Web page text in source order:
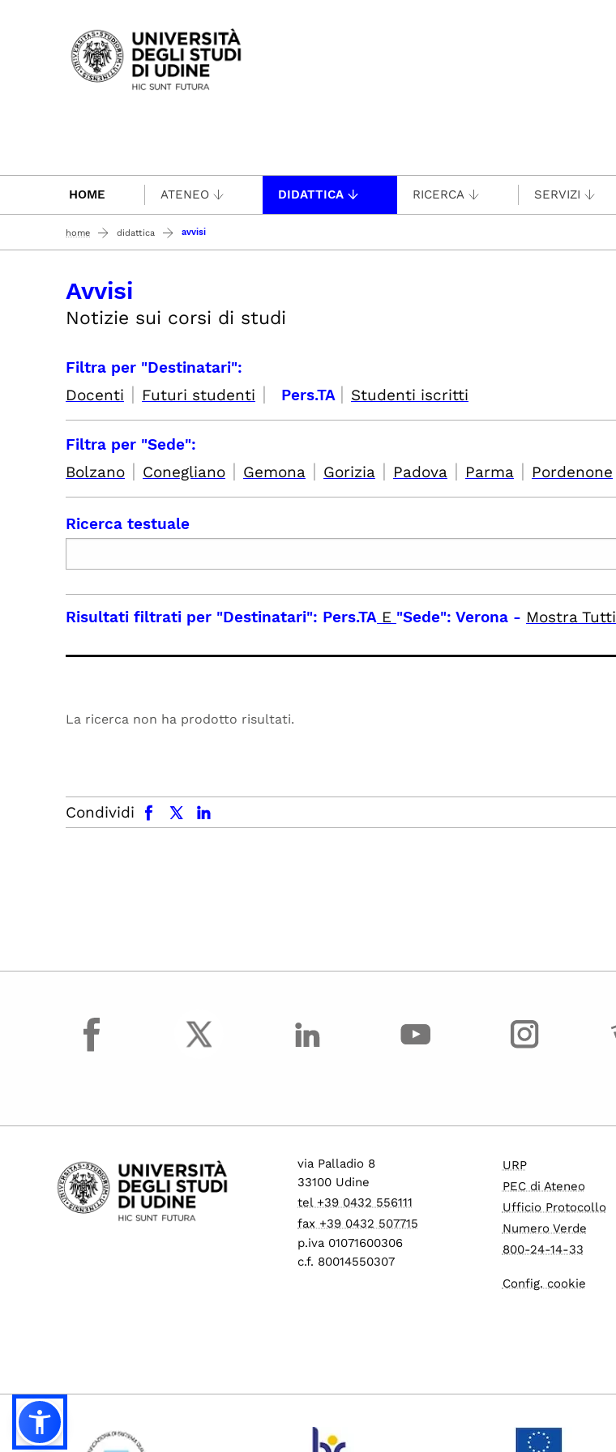
Passa al contenuto principale
HOME ATENEO DIDATTICA RICERCA SERVIZI
home didattica avvisi
Avvisi
Notizie sui corsi di studi
Filtra per "Destinatari":
Docenti | Futuri studenti | Pers.TA | Studenti iscritti
Filtra per "Sede":
Bolzano | Conegliano | Gemona | Gorizia | Padova | Parma | Pordenone
Ricerca testuale
Risultati filtrati per "Destinatari": Pers.TA E "Sede": Verona - Mostra Tutti
La ricerca non ha prodotto risultati.
Condividi
facebook x.com linkedin
facebook
via Palladio 8
33100 Udine
tel +39 0432 556111
fax +39 0432 507715
p.iva 01071600306
c.f. 80014550307
URP
PEC di Ateneo
Ufficio Protocollo
Numero Verde
800-24-14-33
Config. cookie